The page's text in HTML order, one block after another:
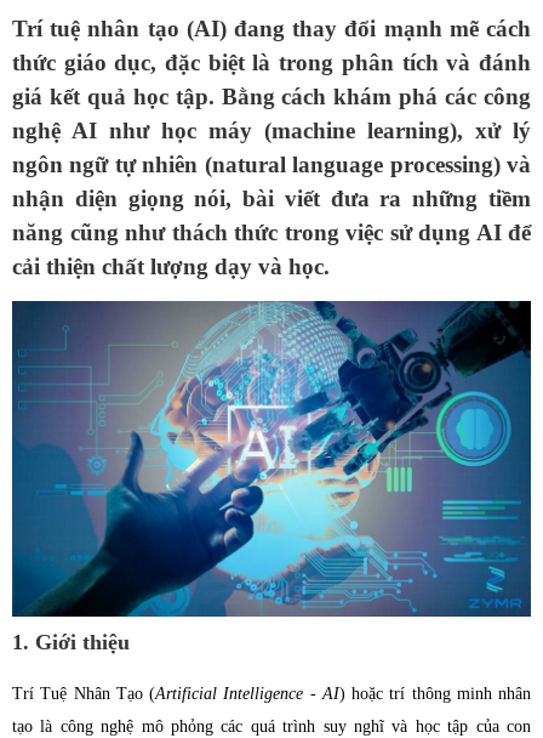
Trí tuệ nhân tạo (AI) đang thay đổi mạnh mẽ cách
thức giáo dục, đặc biệt là trong phân tích và đánh
giá kết quả học tập. Bằng cách khám phá các công
nghệ AI như học máy (machine learning), xử lý
ngôn ngữ tự nhiên (natural language processing) và
nhận diện giọng nói, bài viết đưa ra những tiềm
năng cũng như thách thức trong việc sử dụng AI để
cải thiện chất lượng dạy và học.
1. Giới thiệu
Trí Tuệ Nhân Tạo (Artificial Intelligence - AI) hoặc trí thông minh nhân
tạo là công nghệ mô phỏng các quá trình suy nghĩ và học tập của con